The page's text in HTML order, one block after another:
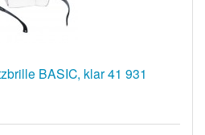
BASIC, klar 41 931